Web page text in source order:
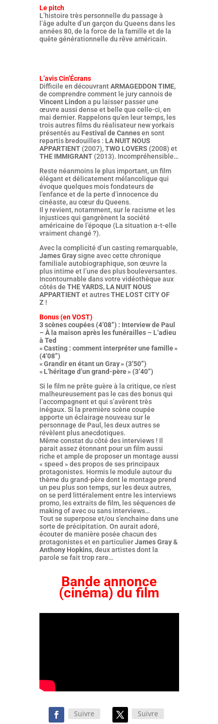
Le pitch
L’histoire très personnelle du passage à
l’âge adulte d’un garçon du Queens dans les
années 80, de la force de la famille et de la
quête générationnelle du rêve américain.
L’avis Cin’Écrans
Difficile en découvrantARMAGEDDON TIME,
de comprendre comment le jury cannois de
Vincent Lindon a pu laisser passer une
œuvre aussi dense et belle que celle-ci, en
mai dernier. Rappelons qu’en leur temps, les
trois autres films du réalisateur new yorkais
présentés au Festival de Cannesen sont
repartis bredouilles : LA NUIT NOUS
APPARTIENT(2007),TWO LOVERS (2008) et
THE IMMIGRANT (2013). Incompréhensible…
Reste néanmoins le plus important, un film
élégant et délicatement mélancolique qui
évoque quelques mois fondateurs de
l’enfance et de la perte d’innocence du
cinéaste, au cœur du Queens.
Il y revient, notamment, sur le racisme et les
injustices qui gangrènent la société
américaine de l’époque (La situation a-t-elle
vraiment changé ?).
Avec la complicité d’un casting remarquable,
James Graysigne avec cette chronique
familiale autobiographique, son œuvre la
plus intime et l’une des plus bouleversantes.
Incontournable dans votre vidéothèque aux
côtés de THE YARDS, LA NUIT NOUS
APPARTIENTet autresTHE LOST CITY OF
Z !
Bonus (en VOST)
3 scènes coupées (4’08”) : Interview de Paul
– À la maison après les funérailles – L’adieu
à Ted
« Casting : comment interpréter une famille »
(4’08”)
« Grandir en étant un Gray » (3’50”)
« L’héritage d’un grand-père » (3’40”)
Si le film ne prête guère à la critique, ce n’est
malheureusement pas le cas des bonus qui
l’accompagnent et qui s’avèrent très
inégaux. Si la première scène coupée
apporte un éclairage nouveau sur le
personnage de Paul, les deux autres se
révèlent plus anecdotiques.
Même constat du côté des interviews ! Il
parait assez étonnant pour un film aussi
riche et ample de proposer un montage aussi
« speed » des propos de ses principaux
protagonistes. Hormis le module autour du
thème du grand-père dont le montage prend
un peu plus son temps, sur les deux autres,
on se perd littéralement entre les interviews
promo, les extraits de film, les séquences de
making of avec ou sans interviews…
Tout se superpose et/ou s’enchaine dans une
sorte de précipitation. On aurait adoré,
écouter de manière posée chacun des
protagonistes et en particulierJames Gray&
Anthony Hopkins, deux artistes dont la
parole se fait trop rare…
Bande annonce
(cinéma) du film
Suivre Suivre